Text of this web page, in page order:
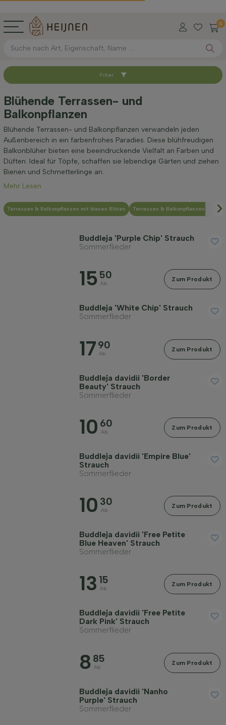
0
Sortieren nach
Verfügbar
Wurzel-Typ
Höhe bei Lieferung (cm)
Maximale Höhe (cm)
Widerstandsfähigkeit
Filter
Blühende Terrassen- und
Balkonpflanzen
Blühende Terrassen- und Balkonpflanzen verwandeln jeden
Außenbereich in ein farbenfrohes Paradies. Diese blühfreudigen
Balkonblüher bieten eine beeindruckende Vielfalt an Farben und
Düften. Ideal für Töpfe, schaffen sie lebendige Gärten und ziehen
Bienen und Schmetterlinge an.
Mehr Lesen
Terrassen & Balkonpflanzen mit blauen Blüten Terrassen & Balkonpflanzen mit
Buddleja 'Purple Chip' Strauch
Sommerflieder
15 50
Ab
Zum Produkt
Buddleja 'White Chip' Strauch
Sommerflieder
17 90
Ab
Zum Produkt
Buddleja davidii 'Border
Beauty' Strauch
Sommerflieder
10 60
Ab
Zum Produkt
Buddleja davidii 'Empire Blue'
Strauch
Sommerflieder
10 30
Ab
Zum Produkt
Buddleja davidii 'Free Petite
Blue Heaven' Strauch
Sommerflieder
13 15
Ab
Zum Produkt
Buddleja davidii 'Free Petite
Dark Pink' Strauch
Sommerflieder
8 85
Ab
Zum Produkt
Buddleja davidii 'Nanho
Purple' Strauch
Sommerflieder